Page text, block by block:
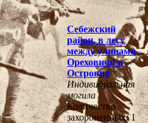
Себежский
район, в лесу
между улицами
Ореховичи и
Островно
Индивидуальная
могила
Количество
захороненных: 1